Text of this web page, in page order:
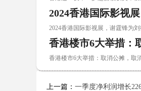
2024香港国际影视
2024香港国际影视展，谢霆锋为
香港楼市6大举措
香港楼市6大举措：取消公摊，
上一篇： 一季度净利润增长